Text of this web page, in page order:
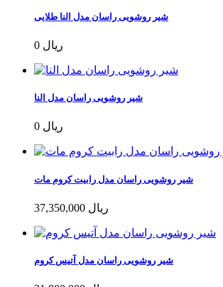
شیر روشویی راسان مدل النا طلایی
0 ریال
شیر روشویی راسان مدل النا
0 ریال
شیر روشویی راسان مدل رابیت کروم مات
37,350,000 ریال
شیر روشویی راسان مدل آتیس کروم